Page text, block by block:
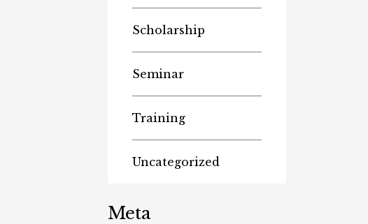
Scholarship
Seminar
Training
Uncategorized
Meta